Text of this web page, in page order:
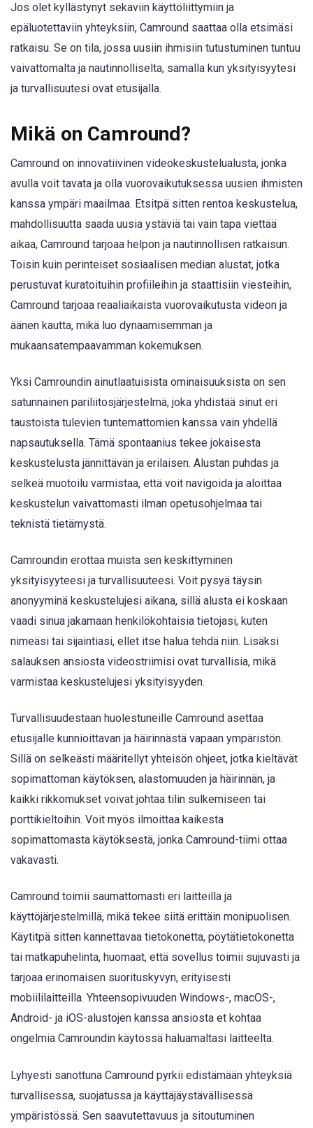
Jos olet kyllästynyt sekaviin käyttöliittymiin ja
epäluotettaviin yhteyksiin, Camround saattaa olla etsimäsi
ratkaisu. Se on tila, jossa uusiin ihmisiin tutustuminen tuntuu
vaivattomalta ja nautinnolliselta, samalla kun yksityisyytesi
ja turvallisuutesi ovat etusijalla.
Mikä on Camround?
Camround on innovatiivinen videokeskustelualusta, jonka
avulla voit tavata ja olla vuorovaikutuksessa uusien ihmisten
kanssa ympäri maailmaa. Etsitpä sitten rentoa keskustelua,
mahdollisuutta saada uusia ystäviä tai vain tapa viettää
aikaa, Camround tarjoaa helpon ja nautinnollisen ratkaisun.
Toisin kuin perinteiset sosiaalisen median alustat, jotka
perustuvat kuratoituihin profiileihin ja staattisiin viesteihin,
Camround tarjoaa reaaliaikaista vuorovaikutusta videon ja
äänen kautta, mikä luo dynaamisemman ja
mukaansatempaavamman kokemuksen.
Yksi Camroundin ainutlaatuisista ominaisuuksista on sen
satunnainen pariliitosjärjestelmä, joka yhdistää sinut eri
taustoista tulevien tuntemattomien kanssa vain yhdellä
napsautuksella. Tämä spontaanius tekee jokaisesta
keskustelusta jännittävän ja erilaisen. Alustan puhdas ja
selkeä muotoilu varmistaa, että voit navigoida ja aloittaa
keskustelun vaivattomasti ilman opetusohjelmaa tai
teknistä tietämystä.
Camroundin erottaa muista sen keskittyminen
yksityisyyteesi ja turvallisuuteesi. Voit pysyä täysin
anonyyminä keskustelujesi aikana, sillä alusta ei koskaan
vaadi sinua jakamaan henkilökohtaisia tietojasi, kuten
nimeäsi tai sijaintiasi, ellet itse halua tehdä niin. Lisäksi
salauksen ansiosta videostriimisi ovat turvallisia, mikä
varmistaa keskustelujesi yksityisyyden.
Turvallisuudestaan huolestuneille Camround asettaa
etusijalle kunnioittavan ja häirinnästä vapaan ympäristön.
Sillä on selkeästi määritellyt yhteisön ohjeet, jotka kieltävät
sopimattoman käytöksen, alastomuuden ja häirinnän, ja
kaikki rikkomukset voivat johtaa tilin sulkemiseen tai
porttikieltoihin. Voit myös ilmoittaa kaikesta
sopimattomasta käytöksestä, jonka Camround-tiimi ottaa
vakavasti.
Camround toimii saumattomasti eri laitteilla ja
käyttöjärjestelmillä, mikä tekee siitä erittäin monipuolisen.
Käytitpä sitten kannettavaa tietokonetta, pöytätietokonetta
tai matkapuhelinta, huomaat, että sovellus toimii sujuvasti ja
tarjoaa erinomaisen suorituskyvyn, erityisesti
mobiililaitteilla. Yhteensopivuuden Windows-, macOS-,
Android- ja iOS-alustojen kanssa ansiosta et kohtaa
ongelmia Camroundin käytössä haluamaltasi laitteelta.
Lyhyesti sanottuna Camround pyrkii edistämään yhteyksiä
turvallisessa, suojatussa ja käyttäjäystävällisessä
ympäristössä. Sen saavutettavuus ja sitoutuminen